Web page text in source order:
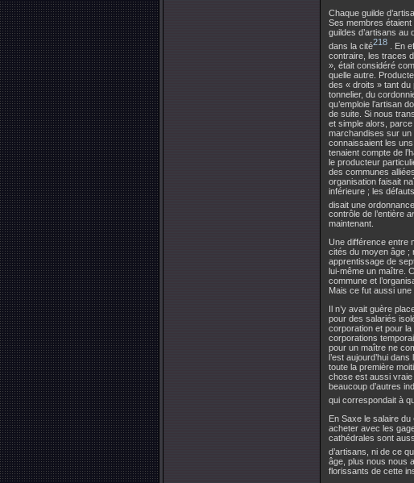
Chaque guilde
Ses membres
guildes d’artisans au
dans la cité218 . En
contraire, les traces
», était considéré
quelle autre.
des « droits » tant du
tonnelier, du
qu’emploie l’artisan
de suite. Si nous
et simple alors,
marchandises sur un
connaissaient les
tenaient compte de
le producteur
des communes
organisation faisait
inférieure ; les
disait une
contrôle de l’entière
maintenant.
Une différence entre
cités du moyen âge ;
apprentissage de
lui-même un maître.
commune et
Mais ce fut aussi
Il n’y avait guère
pour des salariés
corporation et pour
corporations
pour un maître ne
l’est aujourd’hui
toute la première
chose est aussi vraie
beaucoup d’autres
qui correspondait à
En Saxe le salaire du
acheter avec les
cathédrales sont
d’artisans, ni de ce
âge, plus nous nous
florissants de cette